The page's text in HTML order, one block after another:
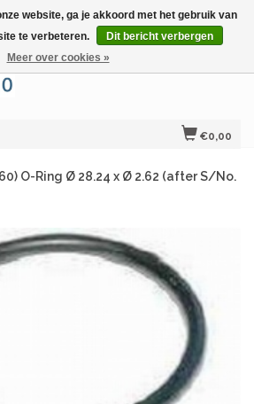
€0,00
O-Ring Ø 28.24 x Ø 2.62 (after S/No.
website, ga je akkoord met het gebruik van
te verbeteren.
Dit bericht verbergen
Meer over cookies »